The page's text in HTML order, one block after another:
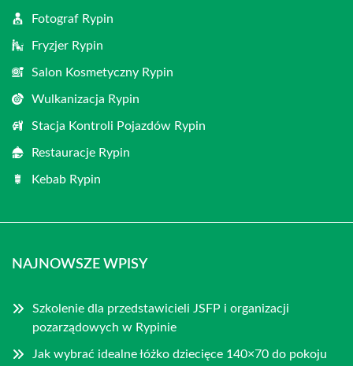
Fotograf Rypin
Fryzjer Rypin
Salon Kosmetyczny Rypin
Wulkanizacja Rypin
Stacja Kontroli Pojazdów Rypin
Restauracje Rypin
Kebab Rypin
NAJNOWSZE WPISY
Szkolenie dla przedstawicieli JSFP i organizacji
pozarządowych w Rypinie
Jak wybrać idealne łóżko dziecięce 140×70 do pokoju